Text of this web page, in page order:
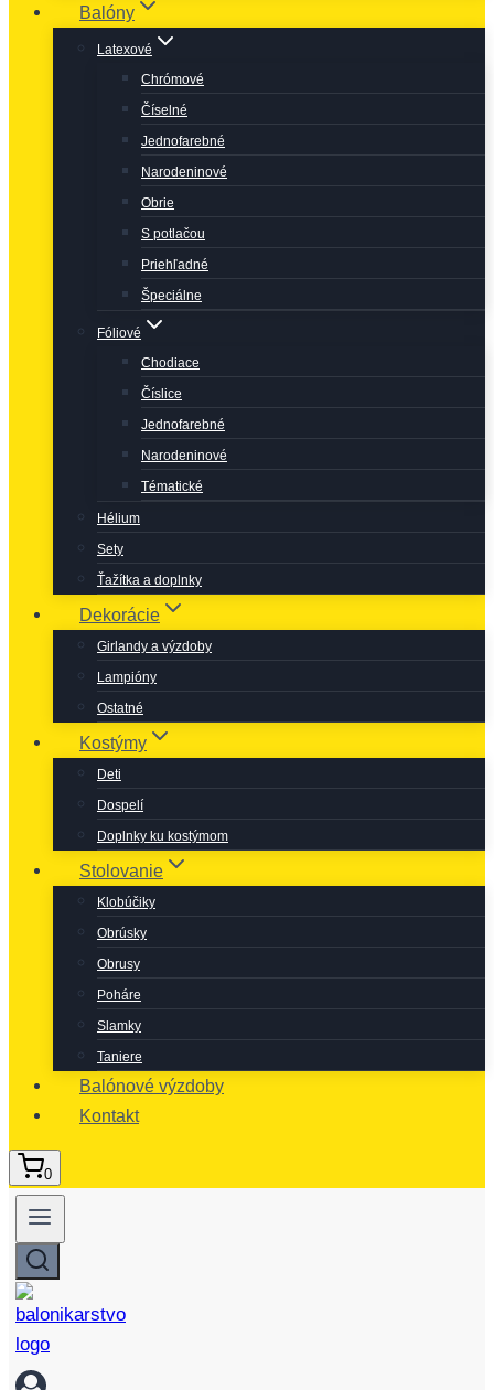
Balóny
Latexové
Chrómové
Číselné
Jednofarebné
Narodeninové
Obrie
S potlačou
Priehľadné
Špeciálne
Fóliové
Chodiace
Číslice
Jednofarebné
Narodeninové
Tématické
Hélium
Sety
Ťažítka a doplnky
Dekorácie
Girlandy a výzdoby
Lampióny
Ostatné
Kostýmy
Deti
Dospelí
Doplnky ku kostýmom
Stolovanie
Klobúčiky
Obrúsky
Obrusy
Poháre
Slamky
Taniere
Balónové výzdoby
Kontakt
0